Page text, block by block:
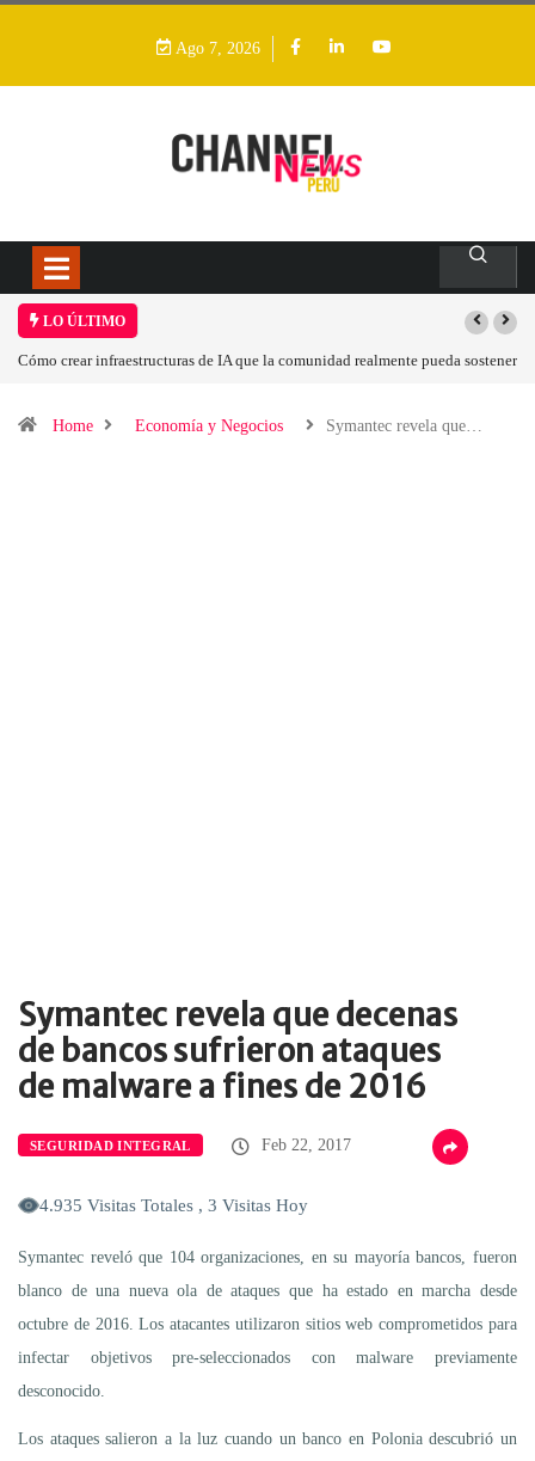
Ago 7, 2026
LO ÚLTIMO
Las tarjetas gráficas RDNA 5 ya están en fase avanzada de desarrollo
Home Economía y Negocios Symantec revela que…
Symantec revela que decenas
de bancos sufrieron ataques
de malware a fines de 2016
SEGURIDAD INTEGRAL Feb 22, 2017
4.935 Visitas Totales , 3 Visitas Hoy
Symantec reveló que 104 organizaciones, en su mayoría bancos, fueron
blanco de una nueva ola de ataques que ha estado en marcha desde
octubre de 2016. Los atacantes utilizaron sitios web comprometidos para
infectar objetivos pre-seleccionados con malware previamente
desconocido.
Los ataques salieron a la luz cuando un banco en Polonia descubrió un